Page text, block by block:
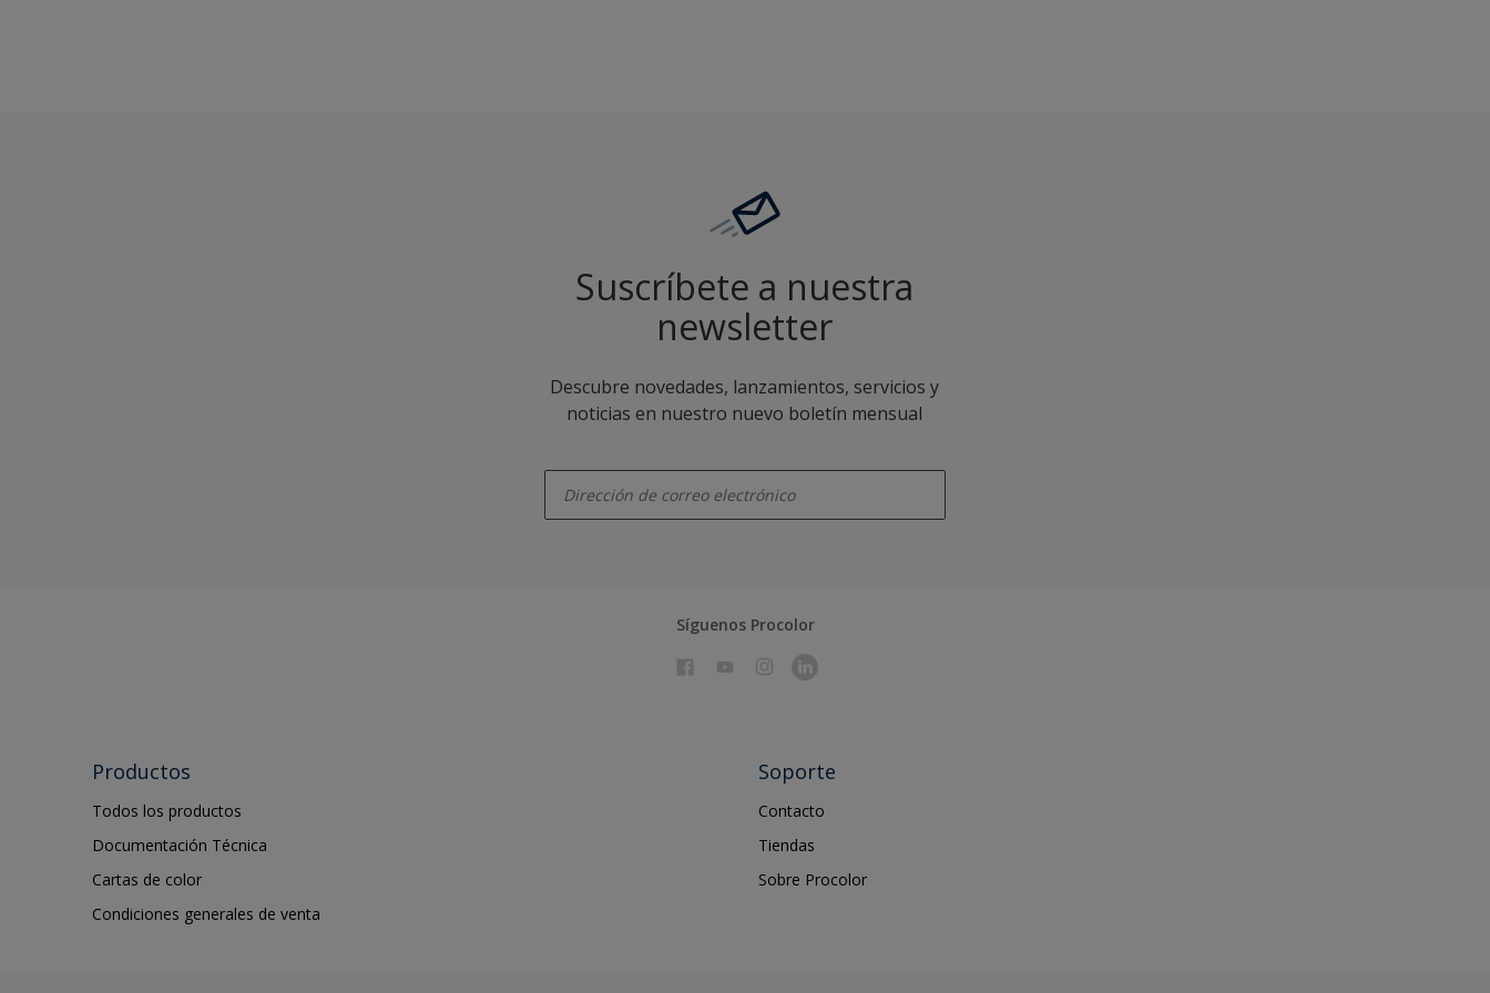
Suscríbete a nuestra
newsletter
Descubre novedades, lanzamientos, servicios y
noticias en nuestro nuevo boletín mensual
Síguenos Procolor
Productos
Todos los productos
Documentación Técnica
Cartas de color
Condiciones generales de venta
Soporte
Contacto
Tiendas
Sobre Procolor